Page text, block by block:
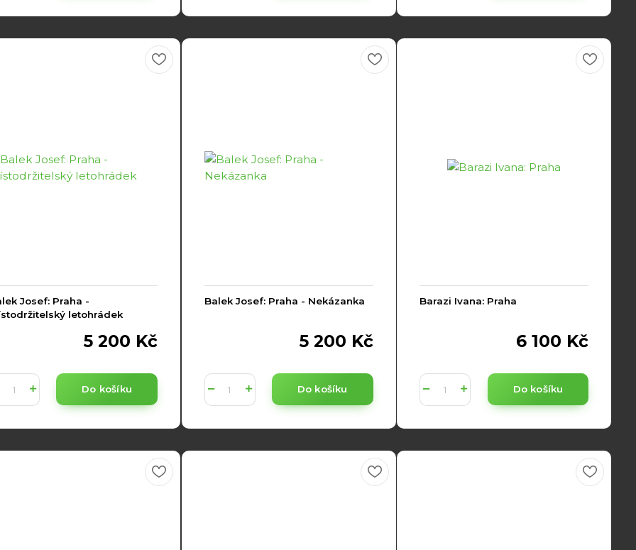
Josef: Praha -
letohrádek
5 200 Kč
Do košíku
Balek Josef: Praha - Nekázanka
5 200 Kč
Do košíku
Barazi Ivana: Praha
6 100 Kč
Do košíku